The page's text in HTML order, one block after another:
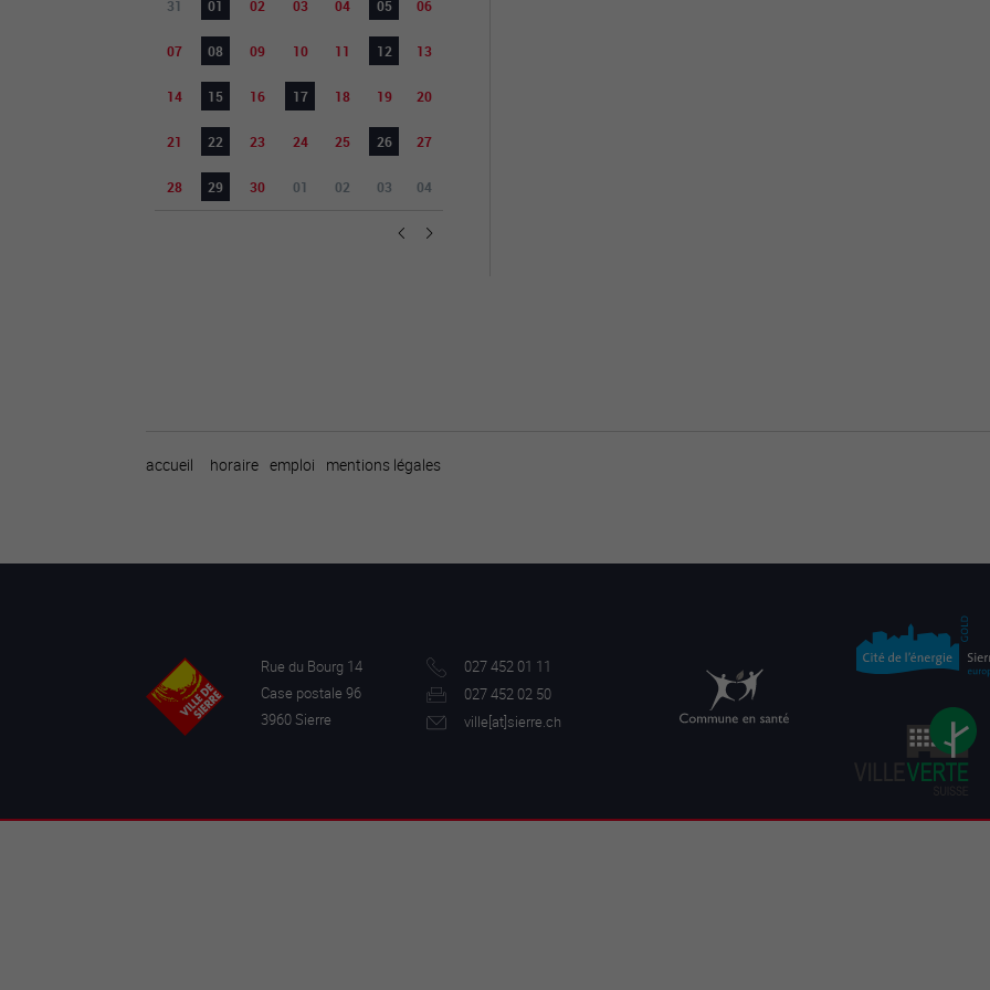
31 01 02 03 04 05 06
07 08 09 10 11 12 13
14 15 16 17 18 19 20
21 22 23 24 25 26 27
28 29 30 01 02 03 04
accueil horaire emploi mentions légales
Rue du Bourg 14
Case postale 96
3960 Sierre
027 452 01 11
027 452 02 50
ville[at]sierre.ch